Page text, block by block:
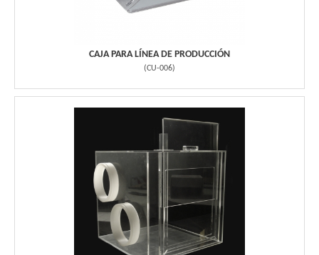
CAJA PARA LÍNEA DE PRODUCCIÓN
(CU-006)